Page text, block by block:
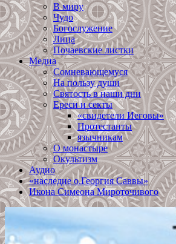
В миру
Чудо
Богослужение
Лица
Почаевские листки
Медиа
Сомневающемуся
На пользу души
Святость в наши дни
Ереси и секты
«свидетели Иеговы»
Протестанты
язычникам
О монастыре
Окультизм
Аудио
«наследие о.Георгия Саввы»
Икона Симеона Мироточивого